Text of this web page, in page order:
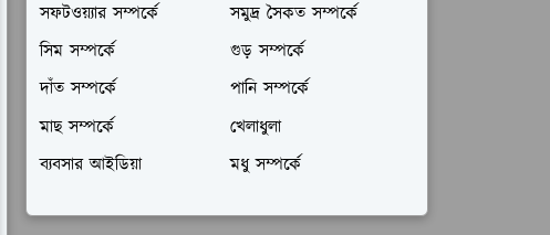
সফটওয়্যার সম্পর্কে
সমুদ্র সৈকত সম্পর্কে
সিম সম্পর্কে
গুড় সম্পর্কে
দাঁত সম্পর্কে
পানি সম্পর্কে
মাছ সম্পর্কে
খেলাধুলা
ব্যবসার আইডিয়া
মধু সম্পর্কে